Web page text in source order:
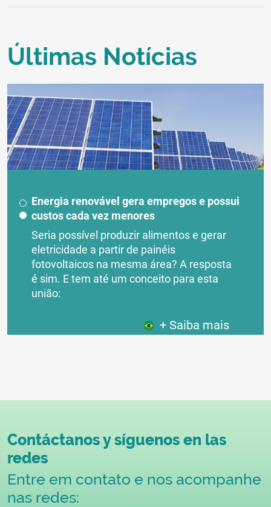
Últimas Notícias
Energia renovável gera empregos e possui
custos cada vez menores
Seria possível produzir alimentos e gerar
eletricidade a partir de painéis
fotovoltaicos na mesma área? A resposta
é sim. E tem até um conceito para esta
união:
+ Saiba mais
Contáctanos y síguenos en las
redes
Entre em contato e nos acompanhe
nas redes: